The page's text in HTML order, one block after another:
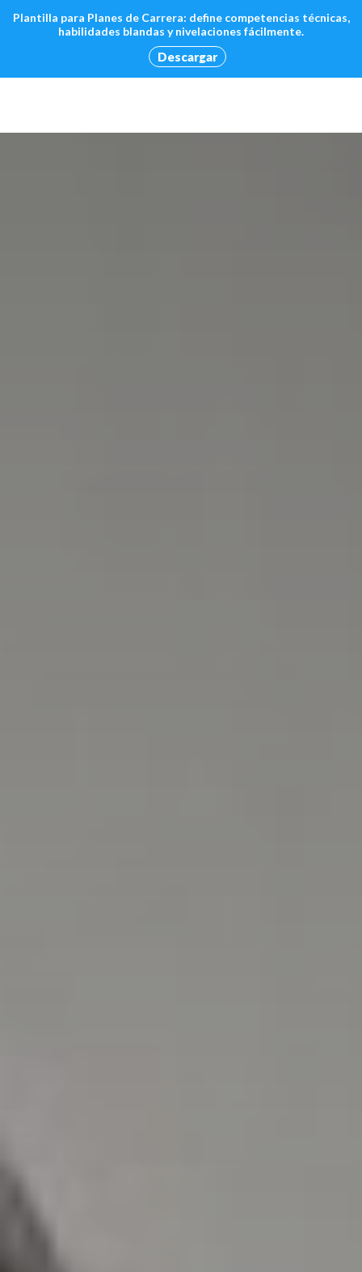
Plantilla para Planes de Carrera: define competencias técnicas,
habilidades blandas y nivelaciones fácilmente.
Descargar